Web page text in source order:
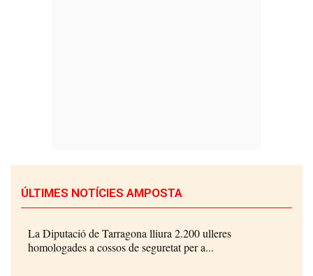
ÚLTIMES NOTÍCIES AMPOSTA
La Diputació de Tarragona lliura 2.200 ulleres
homologades a cossos de seguretat per a...